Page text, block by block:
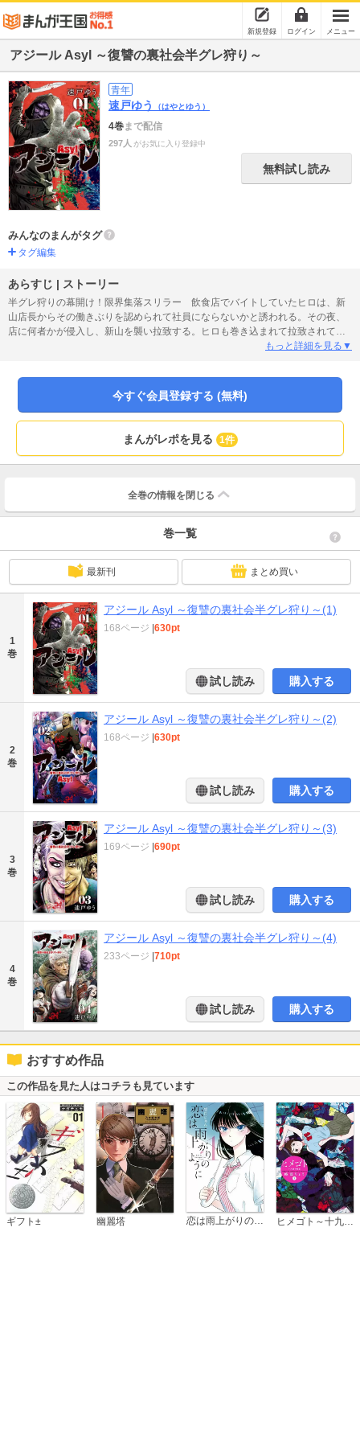
新規登録 ログイン メニュー
アジール Asyl ～復讐の裏社会半グレ狩り～
青年
速戸ゆう （はやとゆう）
4巻まで配信
297人 がお気に入り登録中
無料試し読み
みんなのまんがタグ
タグ編集
あらすじ | ストーリー
半グレ狩りの幕開け！限界集落スリラー 飲食店でバイトしていたヒロは、新
山店長からその働きぶりを認められて社員にならないかと誘われる。その夜、
店に何者かが侵入し、新山を襲い拉致する。ヒロも巻き込まれて拉致されてし
まう。 ヒロが目覚めたのは、とある山間部の川のほとりだった。そこにいた
団。 半グレたちは新山を殺してしまい、その様子を目の当たりにしていたヒ
ロも殺されそうになる。そこへ、騒ぎを聞きつけてやってきた近隣のキャンプ
場の管理人夫婦。半グレたちはその夫婦をも襲い、夫の男性を容赦なく殺して
しまう。妻の女性は矢を射られるが、かろうじて逃れる。 目撃者を生かして
はおけないと山狩りを始める半グレたち。そんなヤツらがたどり着いたある集
落。その集落の家に押し入った半グレが謎の存在に襲われ…！？ 半グレ狩り
が始まったこの集落からは逃れられない！激震の限界集落超絶スリラー！！
もっと詳細を見る▼
今すぐ会員登録する (無料)
まんがレポを見る 1件
全巻の情報を 閉じる
巻一覧
最新刊 まとめ買い
1
巻
アジール Asyl ～復讐の裏社会半グレ狩り～(1)
168ページ 630pt
試し読み 購入する
2
巻
アジール Asyl ～復讐の裏社会半グレ狩り～(2)
168ページ 630pt
試し読み 購入する
3
巻
アジール Asyl ～復讐の裏社会半グレ狩り～(3)
169ページ 690pt
試し読み 購入する
4
巻
アジール Asyl ～復讐の裏社会半グレ狩り～(4)
233ページ 710pt
試し読み 購入する
おすすめ作品
この作品を見た人はコチラも見ています
ギフト± 幽麗塔 恋は雨上がりのように